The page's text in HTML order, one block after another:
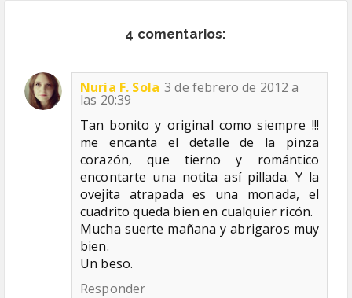
4 comentarios:
Nuria F. Sola 3 de febrero de 2012 a
las 20:39
Tan bonito y original como siempre !!!
me encanta el detalle de la pinza
corazón, que tierno y romántico
encontarte una notita así pillada. Y la
ovejita atrapada es una monada, el
cuadrito queda bien en cualquier ricón.
Mucha suerte mañana y abrigaros muy
bien.
Un beso.
Responder